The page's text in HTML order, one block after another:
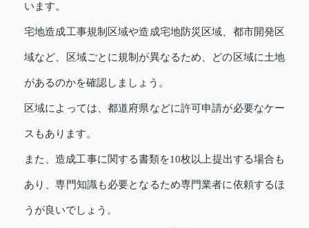
います。
宅地造成工事規制区域や造成宅地防災区域、都市開発区
域など、区域ごとに規制が異なるため、どの区域に土地
があるのかを確認しましょう。
区域によっては、都道府県などに許可申請が必要なケー
スもあります。
また、造成工事に関する書類を10枚以上提出する場合も
あり、専門知識も必要となるため専門業者に依頼するほ
うが良いでしょう。